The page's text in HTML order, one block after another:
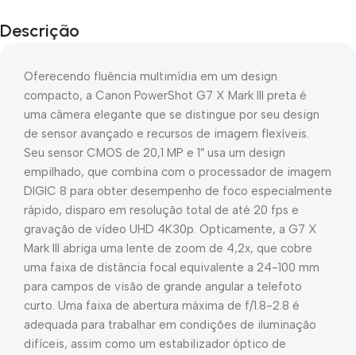
Descrição
Oferecendo fluência multimídia em um design
compacto, a Canon PowerShot G7 X Mark III preta é
uma câmera elegante que se distingue por seu design
de sensor avançado e recursos de imagem flexíveis.
Seu sensor CMOS de 20,1 MP e 1″ usa um design
empilhado, que combina com o processador de imagem
DIGIC 8 para obter desempenho de foco especialmente
rápido, disparo em resolução total de até 20 fps e
gravação de vídeo UHD 4K30p. Opticamente, a G7 X
Mark III abriga uma lente de zoom de 4,2x, que cobre
uma faixa de distância focal equivalente a 24-100 mm
para campos de visão de grande angular a telefoto
curto. Uma faixa de abertura máxima de f/1.8-2.8 é
adequada para trabalhar em condições de iluminação
difíceis, assim como um estabilizador óptico de